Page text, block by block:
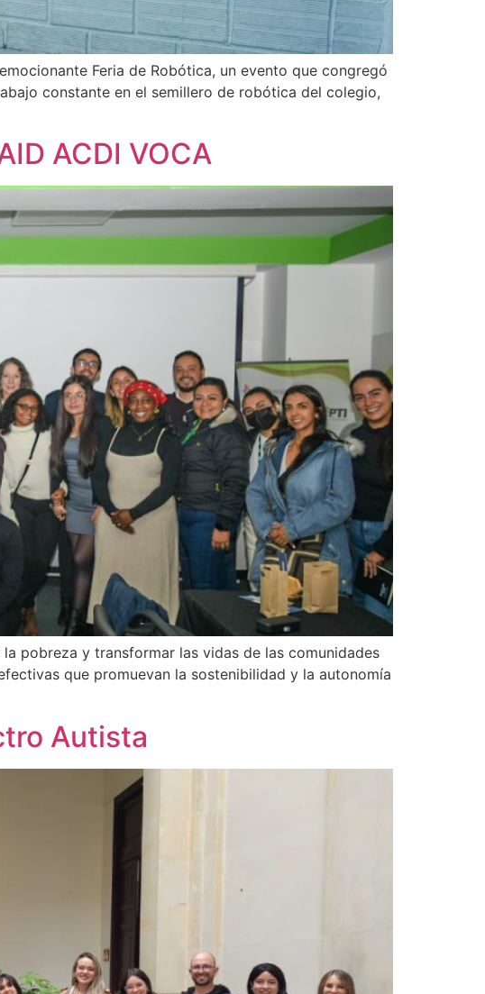
Feria de Robótica, un evento que congregó
constante en el semillero de robótica del colegio,
ACDI VOCA
pobreza y transformar las vidas de las comunidades
que promuevan la sostenibilidad y la autonomía
Autista